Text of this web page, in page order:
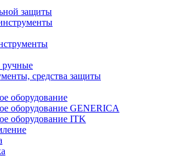
защиты
ручные
средства защиты
оборудование
оборудование GENERICA
оборудование ITK